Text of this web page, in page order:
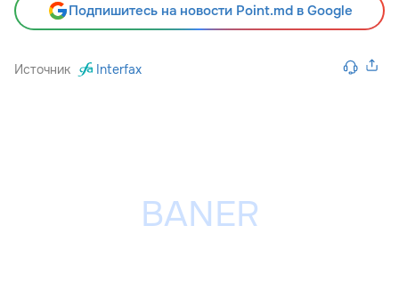
Подпишитесь на новости Point.md в Google
Источник Interfax